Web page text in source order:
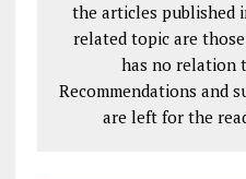
the articles published
related topic are
has no relation
Recommendations and
are left for the